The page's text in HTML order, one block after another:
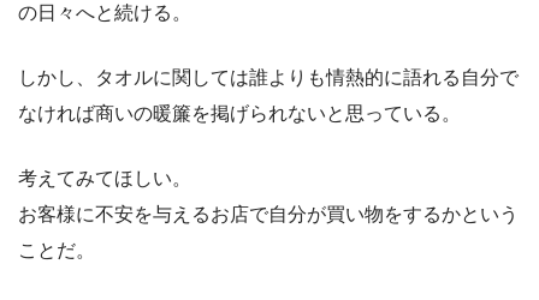
の日々へと続ける。
しかし、タオルに関しては誰よりも情熱的に語れる自分で
なければ商いの暖簾を掲げられないと思っている。
考えてみてほしい。
お客様に不安を与えるお店で自分が買い物をするかという
ことだ。